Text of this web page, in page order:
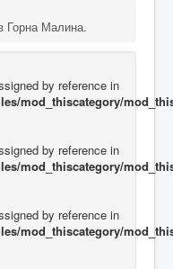
Горна Малина.
by reference in
mod_thiscategory/
by reference in
mod_thiscategory/
by reference in
mod_thiscategory/